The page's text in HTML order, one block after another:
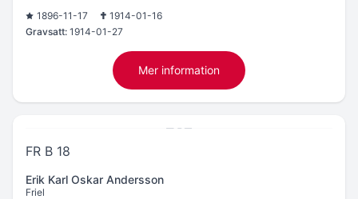
1896-11-17
1914-01-16
Gravsatt: 1914-01-27
Mer information
FR B 18
Erik Karl Oskar Andersson
Friel